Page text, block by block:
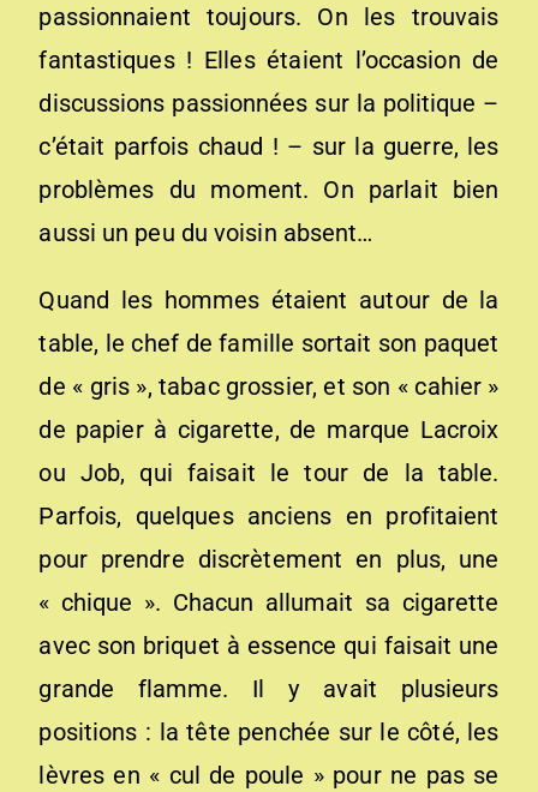
passionnaient toujours. On les trouvais
fantastiques ! Elles étaient l’occasion de
discussions passionnées sur la politique –
c’était parfois chaud ! – sur la guerre, les
problèmes du moment. On parlait bien
aussi un peu du voisin absent…
Quand les hommes étaient autour de la
table, le chef de famille sortait son paquet
de « gris », tabac grossier, et son « cahier »
de papier à cigarette, de marque Lacroix
ou Job, qui faisait le tour de la table.
Parfois, quelques anciens en profitaient
pour prendre discrètement en plus, une
« chique ». Chacun allumait sa cigarette
avec son briquet à essence qui faisait une
grande flamme. Il y avait plusieurs
positions : la tête penchée sur le côté, les
lèvres en « cul de poule » pour ne pas se